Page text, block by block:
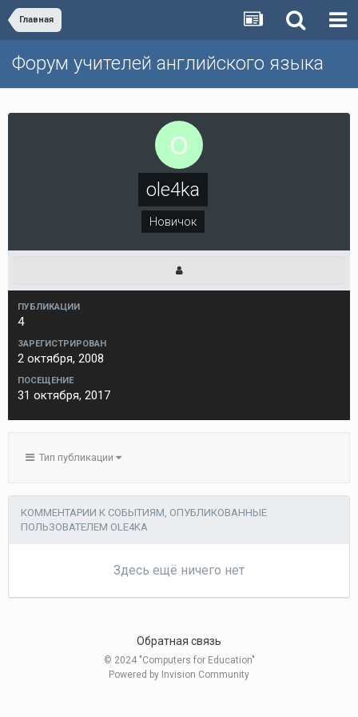
Главная
Форум учителей английского языка
ole4ka
Новичок
ПУБЛИКАЦИИ
4
ЗАРЕГИСТРИРОВАН
2 октября, 2008
ПОСЕЩЕНИЕ
31 октября, 2017
Тип публикации
КОММЕНТАРИИ К СОБЫТИЯМ, ОПУБЛИКОВАННЫЕ
ПОЛЬЗОВАТЕЛЕМ OLE4KA
Здесь ещё ничего нет
Обратная связь
© 2024 "Computers for Education"
Powered by Invision Community